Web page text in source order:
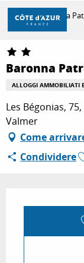
Aller
contenu
principal
PER
Casa Baronna
Baronna
ALLOGGI AMMOBILIATI
Les Bégonias,
Valmer
Come
Condividere